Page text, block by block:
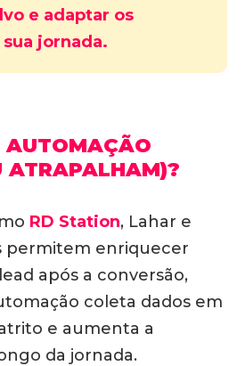
e adaptar os
jornada.
AUTOMAÇÃO
ATRAPALHAM)?
RD Station, Lahar e
permitem enriquecer
após a conversão,
coleta dados em
e aumenta a
da jornada.